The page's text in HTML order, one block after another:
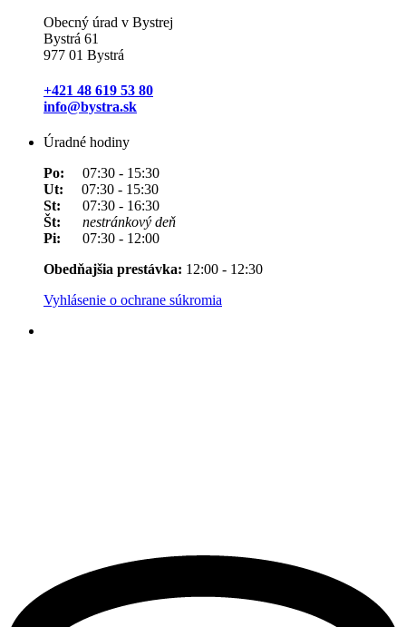
Obecný úrad v Bystrej
Bystrá 61
977 01 Bystrá
+421 48 619 53 80
info@bystra.sk
Úradné hodiny
Po: 07:30 - 15:30
Ut: 07:30 - 15:30
St: 07:30 - 16:30
Št: nestránkový deň
Pi: 07:30 - 12:00
Obedňajšia prestávka: 12:00 - 12:30
Vyhlásenie o ochrane súkromia